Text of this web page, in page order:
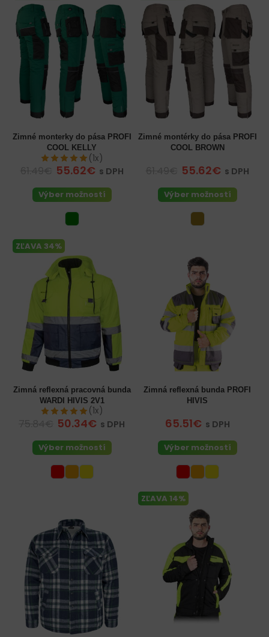
Zimné monterky do pása PROFI
COOL KELLY
(1x)
55.62€ s DPH
Výber možností
Zimné montérky do pása PROFI
COOL BROWN
55.62€ s DPH
Výber možností
ZĽAVA 34%
Zimná reflexná pracovná bunda
WARDI HIVIS 2V1
(1x)
50.34€ s DPH
Výber možností
Zimná reflexná bunda PROFI
HIVIS
65.51€ s DPH
Výber možností
ZĽAVA 14%